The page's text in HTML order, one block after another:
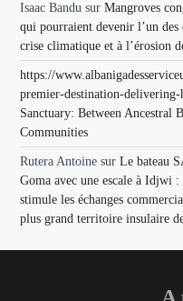
Isaac Bandu surMangroves
qui pourraient devenir l’un
crise climatique et à l’érosion
https://
premier-destination-
Sanctuary: Between
Communities
Rutera Antoine surLe bateau
Goma avec une escale à Idjwi
stimule les échanges
plus grand territoire insulaire